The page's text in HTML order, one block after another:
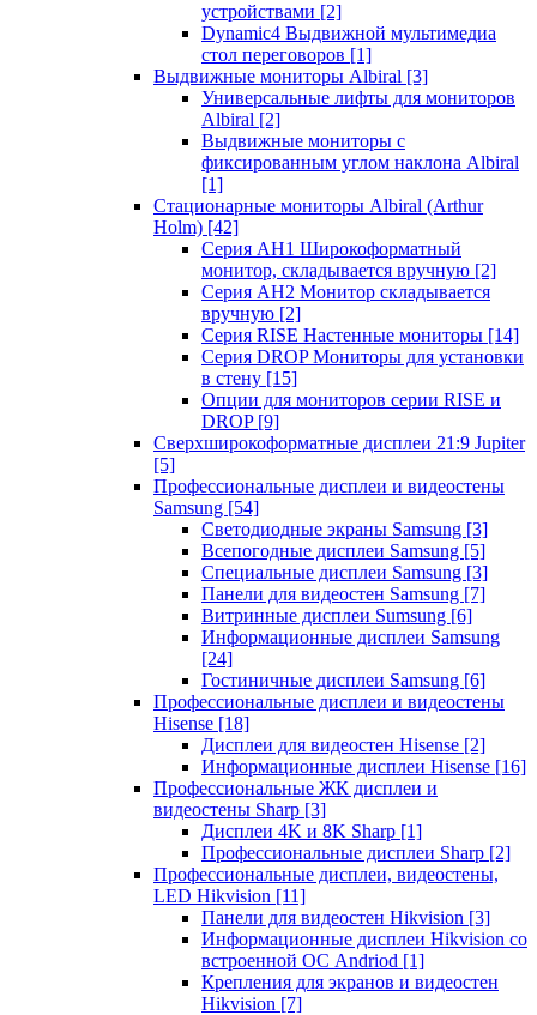
устройствами [2]
Dynamic4 Выдвижной мультимедиа
стол переговоров [1]
Выдвижные мониторы Albiral [3]
Универсальные лифты для мониторов
Albiral [2]
Выдвижные мониторы с
фиксированным углом наклона Albiral
[1]
Стационарные мониторы Albiral (Arthur
Holm) [42]
Серия AH1 Широкоформатный
монитор, складывается вручную [2]
Серия AH2 Монитор складывается
вручную [2]
Серия RISE Настенные мониторы [14]
Серия DROP Мониторы для установки
в стену [15]
Опции для мониторов серии RISE и
DROP [9]
Сверхширокоформатные дисплеи 21:9 Jupiter
[5]
Профессиональные дисплеи и видеостены
Samsung [54]
Светодиодные экраны Samsung [3]
Всепогодные дисплеи Samsung [5]
Специальные дисплеи Samsung [3]
Панели для видеостен Samsung [7]
Витринные дисплеи Sumsung [6]
Информационные дисплеи Samsung
[24]
Гостиничные дисплеи Samsung [6]
Профессиональные дисплеи и видеостены
Hisense [18]
Дисплеи для видеостен Hisense [2]
Информационные дисплеи Hisense [16]
Профессиональные ЖК дисплеи и
видеостены Sharp [3]
Дисплеи 4K и 8K Sharp [1]
Профессиональные дисплеи Sharp [2]
Профессиональные дисплеи, видеостены,
LED Hikvision [11]
Панели для видеостен Hikvision [3]
Информационные дисплеи Hikvision со
встроенной ОС Andriod [1]
Крепления для экранов и видеостен
Hikvision [7]